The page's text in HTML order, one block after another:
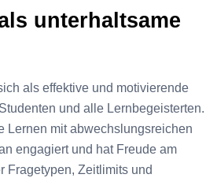
unterhaltsame
als effektive und motivierende
und alle Lernbegeisterten.
Lernen mit abwechslungsreichen
engagiert und hat Freude am
Fragetypen, Zeitlimits und